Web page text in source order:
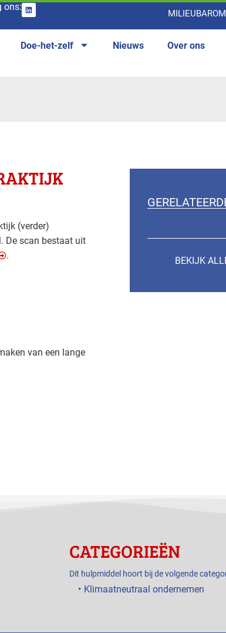
ons:
Doe-het-zelf Nieuws Over ons
(verder)
De scan bestaat uit
.
van een lange
BEKIJK
CATEGORIEËN
Dit hulpmiddel hoort bij de volgende
Klimaatneutraal ondernemen